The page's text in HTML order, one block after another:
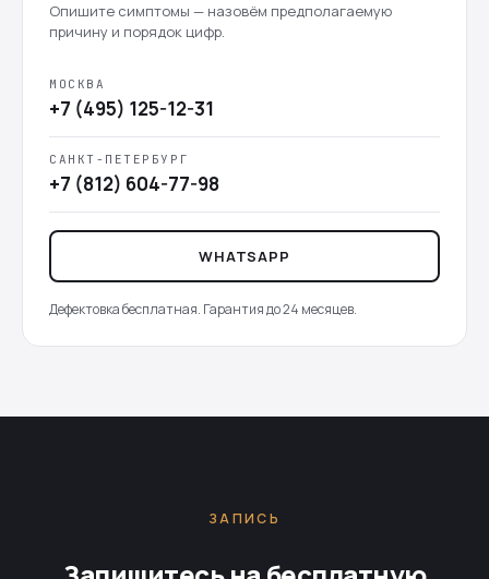
Опишите симптомы — назовём предполагаемую
причину и порядок цифр.
МОСКВА
+7 (495) 125-12-31
САНКТ-ПЕТЕРБУРГ
+7 (812) 604-77-98
WHATSAPP
Дефектовка бесплатная. Гарантия до 24 месяцев.
ЗАПИСЬ